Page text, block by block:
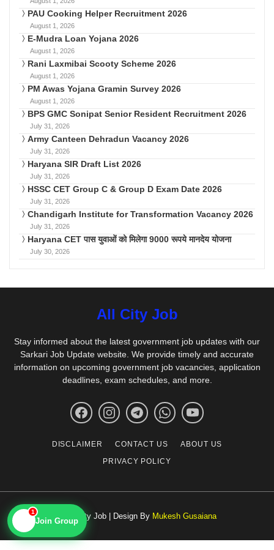
PAU Cooking Helper Recruitment 2026
August 1, 2026
E-Mudra Loan Yojana 2026
August 1, 2026
Rani Laxmibai Scooty Scheme 2026
August 1, 2026
PM Awas Yojana Gramin Survey 2026
August 1, 2026
BPS GMC Sonipat Senior Resident Recruitment 2026
July 31, 2026
Army Canteen Dehradun Vacancy 2026
July 31, 2026
Haryana SIR Draft List 2026
July 31, 2026
HSSC CET Group C & Group D Exam Date 2026
July 31, 2026
Chandigarh Institute for Transformation Vacancy 2026
July 31, 2026
Haryana CET पास युवाओं को मिलेगा 9000 रूपये मानदेय योजना
July 30, 2026
All City Job
Stay informed about the latest government job updates with our
Sarkari Job Update website. We provide timely and accurate
information on upcoming government job vacancies, application
deadlines, exam schedules, and more.
DISCLAIMER CONTACT US
ABOUT US
PRIVACY POLICY
© All City Job | Design By Mukesh Gusaiana
1
Join Group